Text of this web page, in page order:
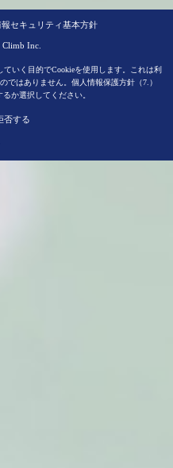
報セキュリティ基本方針
Inc.
いく目的でCookieを使用します。これは利
ではありません。 個人情報保護方針（7.）
か選択してください。
否する